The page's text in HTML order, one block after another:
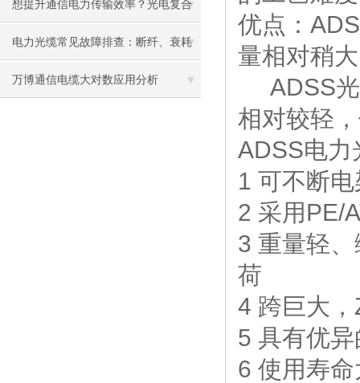
想提升通信电力传输效率？光电复合
缆有何秘诀？
电力光缆常见故障排查：断纤、衰耗
过大、雷击损坏解决对策
万博通信电缆大对数应用分析
优点：
量相对稍
ADSS光
相对较轻
ADSS电力
1 可不断
2 采用PE/
3 重量轻
荷
4 跨巨大
5 具有优
6 使用寿